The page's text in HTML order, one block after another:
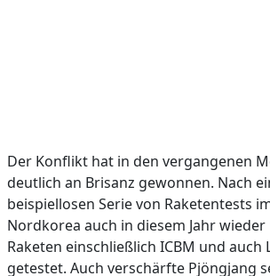
Der Konflikt hat in den vergangenen
deutlich an Brisanz gewonnen. Nach
beispiellosen Serie von Raketentests
Nordkorea auch in diesem Jahr
Raketen einschließlich ICBM und
getestet. Auch verschärfte Pjöngjang